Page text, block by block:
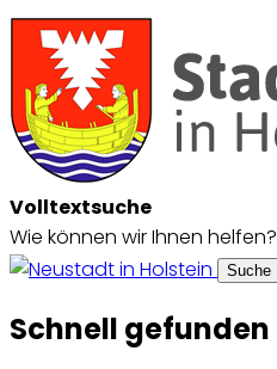
Volltextsuche
Wie können wir Ihnen helfen?
Suche
Schnell gefunden